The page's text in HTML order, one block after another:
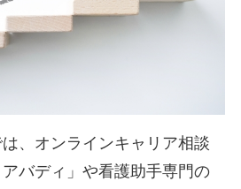
、オンラインキャリア相談
バディ」や看護助手専門の